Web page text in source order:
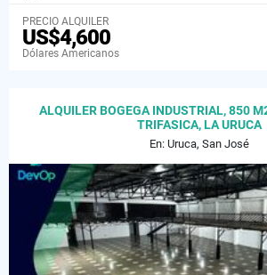
PRECIO ALQUILER
US$4,600
Dólares Americanos
ALQUILER BOGEGA INDUSTRIAL, 850
TRIFASICA, LA URUCA
En: Uruca, San José